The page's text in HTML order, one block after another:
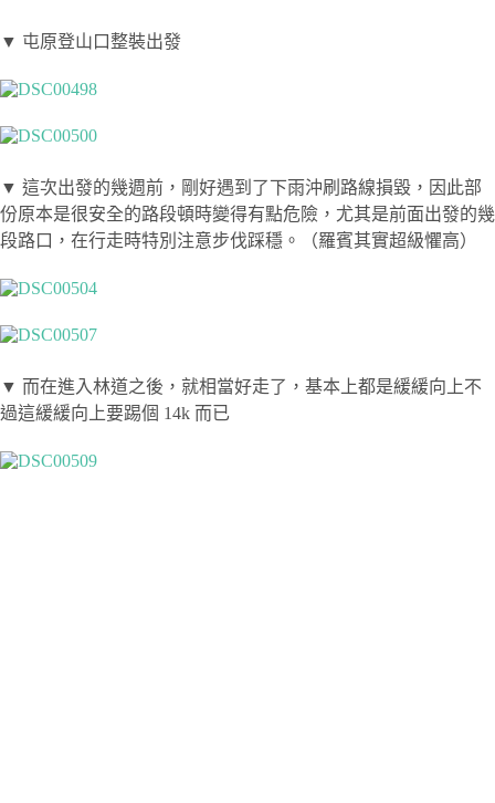
▼ 屯原登山口整裝出發
▼ 這次出發的幾週前，剛好遇到了下雨沖刷路線損毀，因此部
份原本是很安全的路段頓時變得有點危險，尤其是前面出發的幾
段路口，在行走時特別注意步伐踩穩。（羅賓其實超級懼高）
▼ 而在進入林道之後，就相當好走了，基本上都是緩緩向上不
過這緩緩向上要踢個 14k 而已